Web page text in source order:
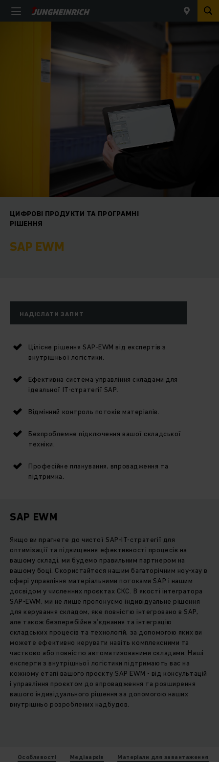
ЦИФРОВІ ПРОДУКТИ ТА ПРОГРАМНІ
РІШЕННЯ
SAP EWM
НАДІСЛАТИ ЗАПИТ
Цілісне рішення SAP-EWM від експертів з
внутрішньої логістики.
Ефективна система управління складами для
ідеальної ІТ-стратегії SAP.
Відмінний контроль потоків матеріалів.
Безпроблемне підключення вашої складської
техніки.
Професійне планування, впровадження та
підтримка.
SAP EWM
Якщо ви прагнете до чистої SAP-IT-стратегії для
оптимізації та підвищення ефективності процесів на
вашому складі, ми будемо правильним партнером на
вашому боці. Скористайтеся нашим багаторічним ноу-хау в
сфері управління матеріальними потоками SAP і нашим
досвідом у численних проєктах СКС. В якості інтегратора
SAP-EWM, ми не лише пропонуємо індивідуальне рішення
для керування складом, яке повністю інтегровано в SAP,
але також безперебійне з’єднання та інтеграцію
складських процесів та технологій, за допомогою яких ви
можете ефективно керувати навіть комплексними та
частково або повністю автоматизованими складами. Наші
експерти з внутрішньої логістики підтримають вас на
кожному етапі вашого проєкту SAP EWM - від консультацій
і управління проєктом до впровадження та розширення
вашого індивідуального рішення за допомогою наших
внутрішньо розроблених надбудов.
Особливості Медіаархів Матеріали для завантаження